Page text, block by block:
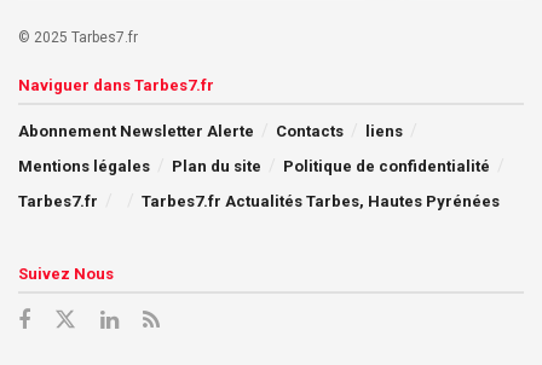
© 2025 Tarbes7.fr
Naviguer dans Tarbes7.fr
Abonnement Newsletter Alerte Contacts
liens
Mentions légales
Plan du site
Politique de confidentialité
Tarbes7.fr
Tarbes7.fr Actualités Tarbes, Hautes Pyrénées
Suivez Nous